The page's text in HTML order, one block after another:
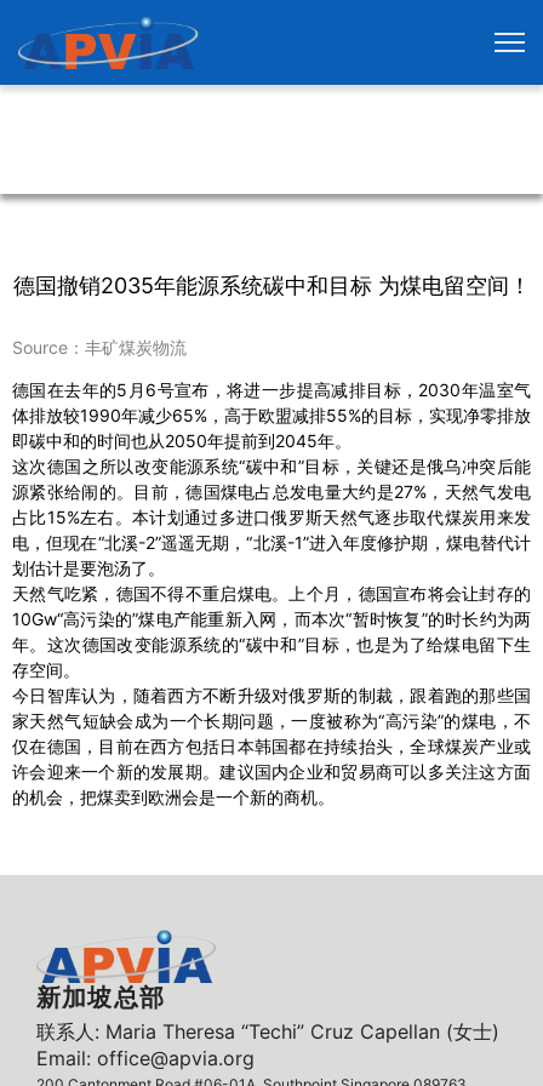
德国撤销2035年能源系统碳中和目标 为煤电留空间！
Source：丰矿煤炭物流
德国在去年的5月6号宣布，将进一步提高减排目标，2030年温室气
体排放较1990年减少65%，高于欧盟减排55%的目标，实现净零排放
即碳中和的时间也从2050年提前到2045年。
这次德国之所以改变能源系统“碳中和”目标，关键还是俄乌冲突后能
源紧张给闹的。目前，德国煤电占总发电量大约是27%，天然气发电
占比15%左右。本计划通过多进口俄罗斯天然气逐步取代煤炭用来发
电，但现在“北溪-2”遥遥无期，“北溪-1”进入年度修护期，煤电替代计
划估计是要泡汤了。
天然气吃紧，德国不得不重启煤电。上个月，德国宣布将会让封存的
10Gw“高污染的”煤电产能重新入网，而本次“暂时恢复”的时长约为两
年。这次德国改变能源系统的“碳中和”目标，也是为了给煤电留下生
存空间。
今日智库认为，随着西方不断升级对俄罗斯的制裁，跟着跑的那些国
家天然气短缺会成为一个长期问题，一度被称为“高污染”的煤电，不
仅在德国，目前在西方包括日本韩国都在持续抬头，全球煤炭产业或
许会迎来一个新的发展期。建议国内企业和贸易商可以多关注这方面
的机会，把煤卖到欧洲会是一个新的商机。
新加坡总部
联系人: Maria Theresa “Techi” Cruz Capellan (女士)
Email: office@apvia.org